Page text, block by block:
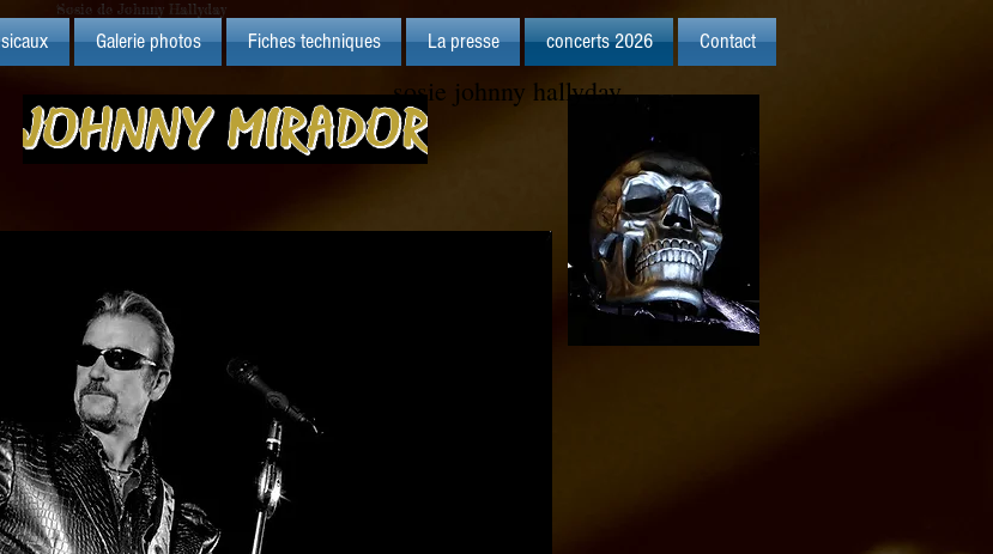
Sosie de Johnny Hallyday
Galerie photos Fiches techniques La presse concerts 2026 Contact
sosie johnny hallyday